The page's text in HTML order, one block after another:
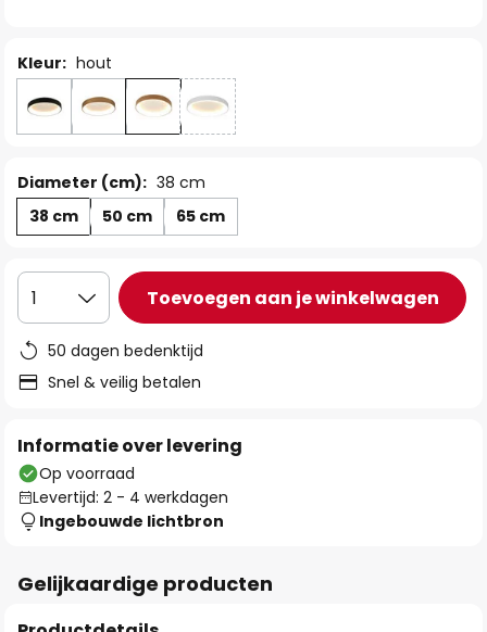
Kleur: hout
Diameter (cm): 38 cm
38 cm
50 cm 65 cm
1 Toevoegen aan je winkelwagen
50 dagen bedenktijd
Snel & veilig betalen
Informatie over levering
Op voorraad
Levertijd: 2 - 4 werkdagen
Ingebouwde lichtbron
Gelijkaardige producten